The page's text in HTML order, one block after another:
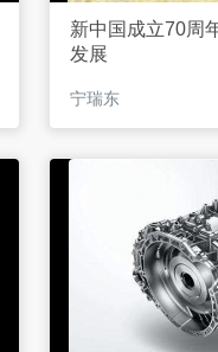
新中国成立70周
发展
宁瑞东